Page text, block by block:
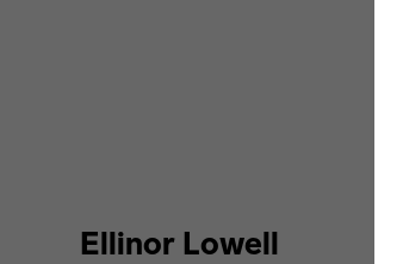
Ellinor Lowell